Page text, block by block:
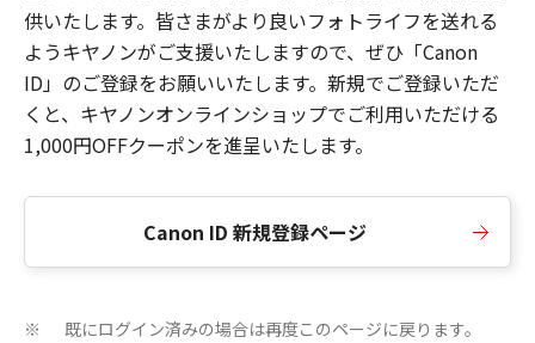
供いたします。皆さまがより良いフォトライフを送れる
ようキヤノンがご支援いたしますので、ぜひ「Canon
ID」のご登録をお願いいたします。新規でご登録いただ
くと、キヤノンオンラインショップでご利用いただける
1,000円OFFクーポンを進呈いたします。
Canon ID 新規登録ページ
※ 既にログイン済みの場合は再度このページに戻ります。